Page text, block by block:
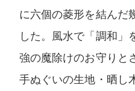
に六個の菱形を結んだ
した。風水で「調和
強の魔除けのお守りと
手ぬぐいの生地・晒し